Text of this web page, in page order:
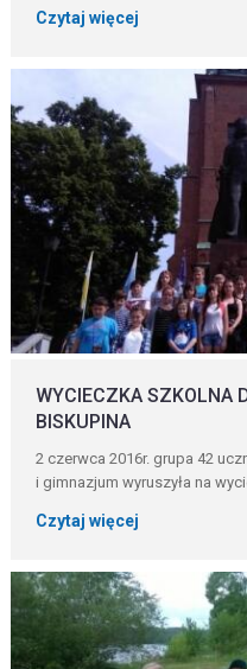
Czytaj więcej
WYCIECZKA SZKOLNA
BISKUPINA
2 czerwca 2016r. grupa 42
i gimnazjum wyruszyła na
Czytaj więcej